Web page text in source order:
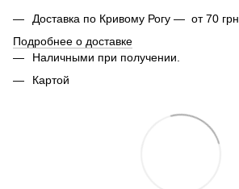
Доставка по Кривому Рогу — от 70 грн.
Подробнее о доставке
Наличными при получении.
Картой